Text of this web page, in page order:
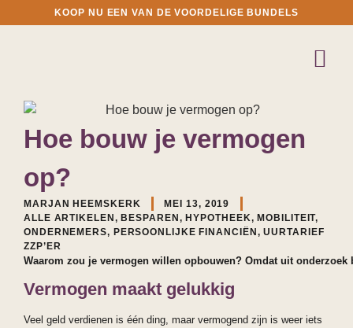
KOOP NU EEN VAN DE VOORDELIGE BUNDELS
Hoe bouw je vermogen
op?
MARJAN HEEMSKERK
MEI 13, 2019
ALLE ARTIKELEN,BESPAREN,HYPOTHEEK,MOBILITEIT,
ONDERNEMERS, PERSOONLIJKE FINANCIËN,UURTARIEF
ZZP’ER
Waarom zou je vermogen willen opbouwen? Omdat uit
Vermogen maakt gelukkig
Veel geld verdienen is één ding, maar vermogend zijn is weer iets